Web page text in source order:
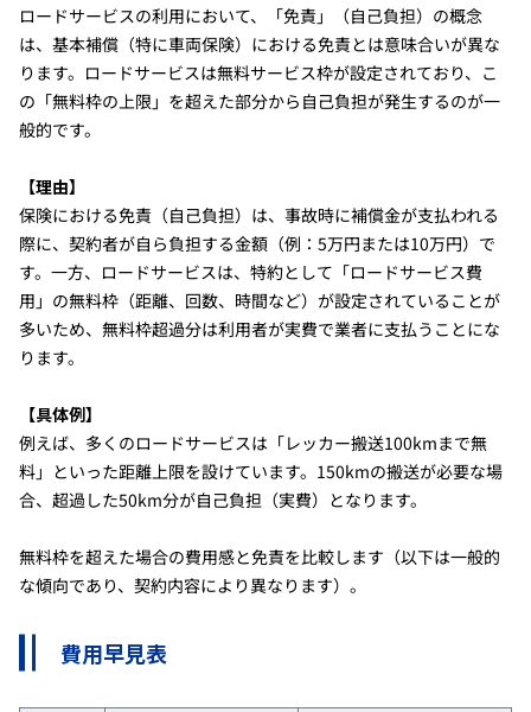
ロードサービスの利用において、「免責」（自己負担）の概念
は、基本補償（特に車両保険）における免責とは意味合いが異な
ります。ロードサービスは無料サービス枠が設定されており、こ
の「無料枠の上限」を超えた部分から自己負担が発生するのが一
般的です。
【理由】
保険における免責（自己負担）は、事故時に補償金が支払われる
際に、契約者が自ら負担する金額（例：5万円または10万円）で
す。一方、ロードサービスは、特約として「ロードサービス費
用」の無料枠（距離、回数、時間など）が設定されていることが
多いため、無料枠超過分は利用者が実費で業者に支払うことにな
ります。
【具体例】
例えば、多くのロードサービスは「レッカー搬送100kmまで無
料」といった距離上限を設けています。150kmの搬送が必要な場
合、超過した50km分が自己負担（実費）となります。
無料枠を超えた場合の費用感と免責を比較します（以下は一般的
な傾向であり、契約内容により異なります）。
費用早見表